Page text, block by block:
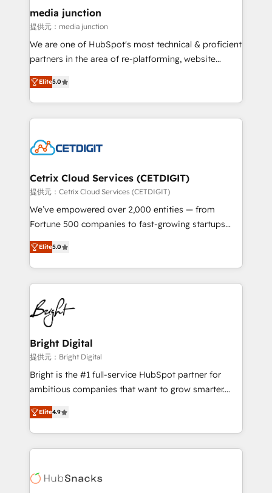
Mexico, USA, and Portugal—we've executed over a
hundred successful operations. Our approach,
rooted in RevOps principles, integrates analysis,
training, planning, and qualification. Leveraging
inbound marketing tactics, we focus on
understanding, nurturing, and converting leads.
competitive market.
media junction
提供元：media junction
We are one of HubSpot's most technical & proficient
partners in the area of re-platforming, website
design & development. We specialize in multi-hub
implementations for mid-market & enterprise
companies. We are woman-owned, powered by
coffee, and we ❤️ dogs. We produce award-winning
Impact Award 🏆2022 Technical Expertise Impact
Award 🏆2020 Elite Solutions Partner 🏆2019
Integrations HubSpot Impact Award 🏆2019
Marketing Enablement HubSpot Impact Award 🏆
2018 Website Design HubSpot Impact Award 🏆2017
Growth-Driven Design Agency of the Year 🏆2016
Sales Enablement HubSpot Impact Award 🏆2015
HubSpot COS Performance Award 🏆2014 HubSpot
COS Design Award 🏆2013 HubSpot Marketplace
Partner 📆Founded in 1997
Elite5.0
Cetrix Cloud Services (CETDIGIT)
提供元：Cetrix Cloud Services (CETDIGIT)
We’ve empowered over 2,000 entities — from
Fortune 500 companies to fast-growing startups
and nonprofits — to streamline operations, scale
revenue, and unlock the full potential of HubSpot.
With deep technical and industry expertise, we fuse
automation, integration, and AI innovation to deliver
lasting impact. We specialize in: • Turnkey and end-
to-end HubSpot implementations • Onboarding for
Sales, Service, Marketing & Content Hubs • AI voice
and chat agents, predictive automation, and smart
workflows • Salesforce + HubSpot integration •
RevOps and AI-driven sales enablement • Website
design and CMS development • ERP integration: SAP,
and CRM migration from any platform •
Client/member portals built on HubSpot • Custom
WooCommerce, BuilderTrend, and more Experience
the difference — reach out to see how AI + HubSpot
Elite5.0
Bright Digital
提供元：Bright Digital
Bright is the #1 full-service HubSpot partner for
ambitious companies that want to grow smarter.
From HubSpot onboarding, to training, from
developing a new website to lead generation and
digital marketing; we do it all (and with great
results)! In short, our services include: - HubSpot
HubSpot development: websites, custom modules,
Elite4.9